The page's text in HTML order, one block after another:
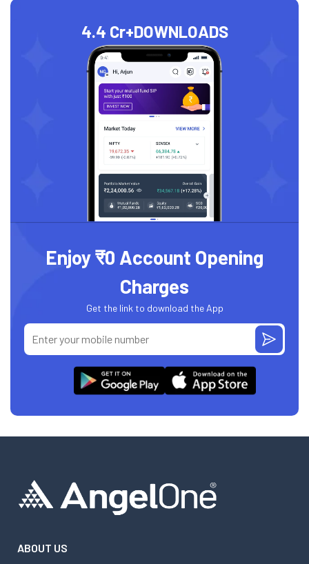
4.4 Cr+DOWNLOADS
Enjoy ₹0 Account Opening
Charges
Get the link to download the App
ABOUT US